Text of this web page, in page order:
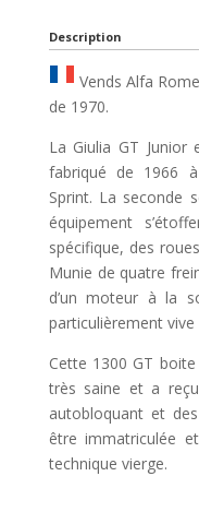
Description
Vends Alfa
de 1970.
La Giulia GT
fabriqué de 1966
Sprint. La seconde
équipement
spécifique, des
Munie de quatre
d’un moteur à la
particulièrement
Cette 1300 GT
très saine et a
autobloquant et
être immatriculée
technique vierge.